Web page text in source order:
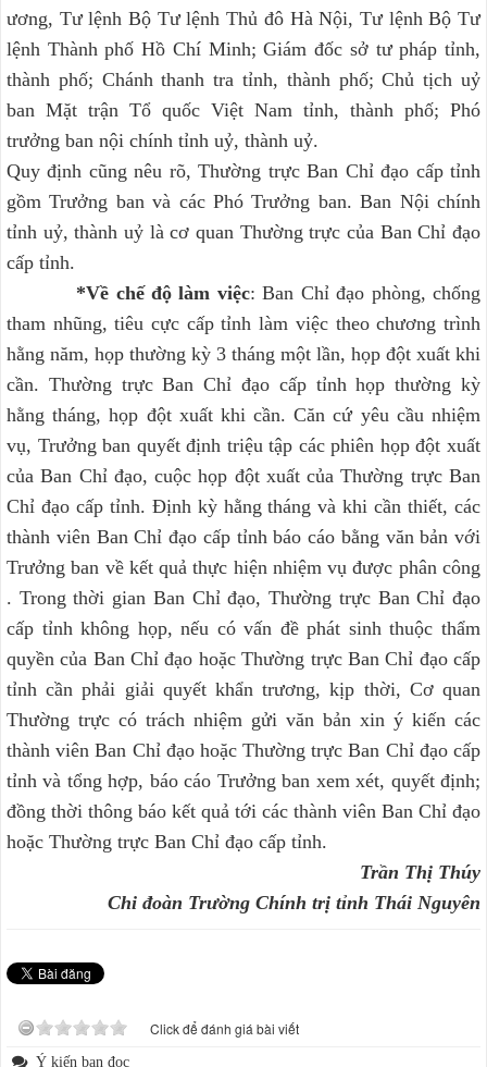
ương, Tư lệnh Bộ Tư lệnh Thủ đô Hà Nội, Tư lệnh Bộ Tư
lệnh Thành phố Hồ Chí Minh; Giám đốc sở tư pháp tỉnh,
thành phố; Chánh thanh tra tỉnh, thành phố; Chủ tịch uỷ
ban Mặt trận Tổ quốc Việt Nam tỉnh, thành phố; Phó
trưởng ban nội chính tỉnh uỷ, thành uỷ.
Quy định cũng nêu rõ, Thường trực Ban Chỉ đạo cấp tỉnh
gồm Trưởng ban và các Phó Trưởng ban. Ban Nội chính
tỉnh uỷ, thành uỷ là cơ quan Thường trực của Ban Chỉ đạo
cấp tỉnh.
*Về chế độ làm việc: Ban Chỉ đạo phòng, chống
tham nhũng, tiêu cực cấp tỉnh làm việc theo chương trình
hằng năm, họp thường kỳ 3 tháng một lần, họp đột xuất khi
cần. Thường trực Ban Chỉ đạo cấp tỉnh họp thường kỳ
hằng tháng, họp đột xuất khi cần. Căn cứ yêu cầu nhiệm
vụ, Trưởng ban quyết định triệu tập các phiên họp đột xuất
của Ban Chỉ đạo, cuộc họp đột xuất của Thường trực Ban
Chỉ đạo cấp tỉnh. Định kỳ hằng tháng và khi cần thiết, các
thành viên Ban Chỉ đạo cấp tỉnh báo cáo bằng văn bản với
Trưởng ban về kết quả thực hiện nhiệm vụ được phân công
. Trong thời gian Ban Chỉ đạo, Thường trực Ban Chỉ đạo
cấp tỉnh không họp, nếu có vấn đề phát sinh thuộc thẩm
quyền của Ban Chỉ đạo hoặc Thường trực Ban Chỉ đạo cấp
tỉnh cần phải giải quyết khẩn trương, kịp thời, Cơ quan
Thường trực có trách nhiệm gửi văn bản xin ý kiến các
thành viên Ban Chỉ đạo hoặc Thường trực Ban Chỉ đạo cấp
tỉnh và tổng hợp, báo cáo Trưởng ban xem xét, quyết định;
đồng thời thông báo kết quả tới các thành viên Ban Chỉ đạo
hoặc Thường trực Ban Chỉ đạo cấp tỉnh.
Trần Thị Thúy
Chi đoàn Trường Chính trị tỉnh Thái Nguyên
Click để đánh giá bài viết
Ý kiến bạn đọc